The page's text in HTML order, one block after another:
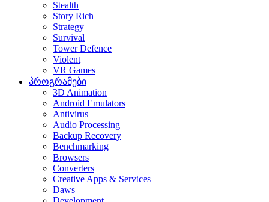
Stealth
Story Rich
Strategy
Survival
Tower Defence
Violent
VR Games
პროგრამები
3D Animation
Android Emulators
Antivirus
Audio Processing
Backup Recovery
Benchmarking
Browsers
Converters
Creative Apps & Services
Daws